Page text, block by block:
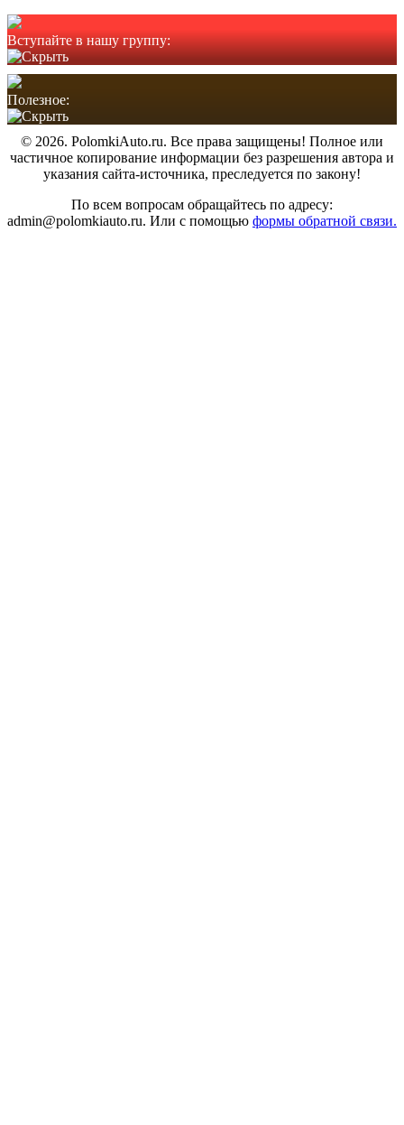
Вступайте в нашу группу:
Полезное:
© 2026. PolomkiAuto.ru. Все права защищены! Полное или
частичное копирование информации без разрешения автора и
указания сайта-источника, преследуется по закону!
По всем вопросам обращайтесь по адресу:
admin@polomkiauto.ru. Или с помощью формы обратной связи.